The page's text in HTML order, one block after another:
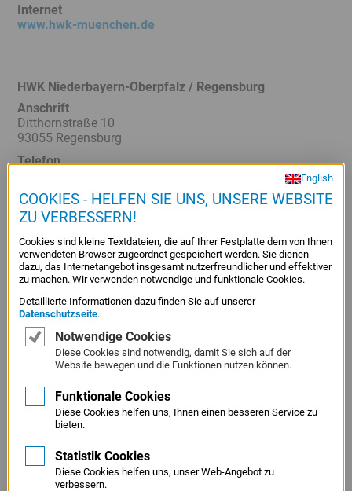
Internet
www.hwk-muenchen.de
HWK Niederbayern-Oberpfalz / Regensburg
Anschrift
Ditthornstraße 10
93055 Regensburg
Telefon
Telefax
0941 / 79 65 - 22 2
E-Mail
info@hwkno.de
Internet
HWK Niederbayern-Oberpfalz / Passau
Anschrift
Nikolastraße 10
94032 Passau
Telefon
Telefax
0851 / 53 01 - 22 2
English
COOKIES - HELFEN SIE UNS, UNSERE WEBSITE
ZU VERBESSERN!
Cookies sind kleine Textdateien, die auf Ihrer Festplatte dem von Ihnen
verwendeten Browser zugeordnet gespeichert werden. Sie dienen
dazu, das Internetangebot insgesamt nutzerfreundlicher und effektiver
zu machen. Wir verwenden notwendige und funktionale Cookies.
Detaillierte Informationen dazu finden Sie auf unserer
Datenschutzseite.
Notwendige Cookies
Diese Cookies sind notwendig, damit Sie sich auf der
Website bewegen und die Funktionen nutzen können.
Funktionale Cookies
Diese Cookies helfen uns, Ihnen einen besseren Service zu
bieten.
Statistik Cookies
Diese Cookies helfen uns, unser Web-Angebot zu
verbessern.